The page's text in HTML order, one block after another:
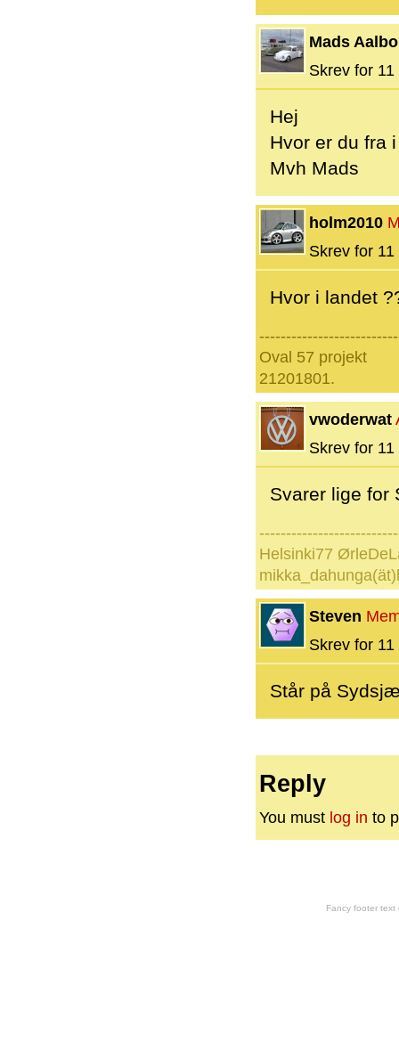
Mads
Skrev for
Hej
Hvor er du fra
Mvh Mads
holm2010
Skrev for
Hvor i landet
Oval 57 projekt
21201801.
vwoderwat
Skrev for
Svarer lige for
Helsinki77
Steven
Skrev for
Står på
Reply
You must log in to
Fancy footer